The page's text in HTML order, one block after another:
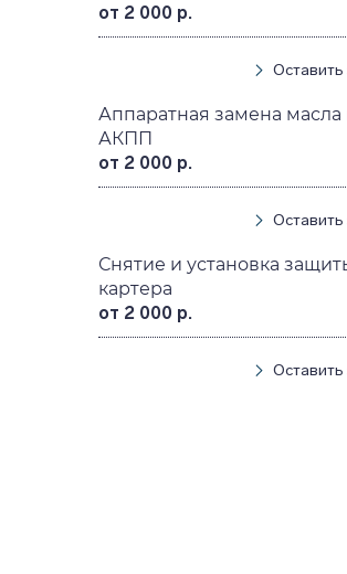
от 2 000 р.
Оставить
Аппаратная замена масла
АКПП
от 2 000 р.
Оставить
Снятие и установка
картера
от 2 000 р.
Оставить